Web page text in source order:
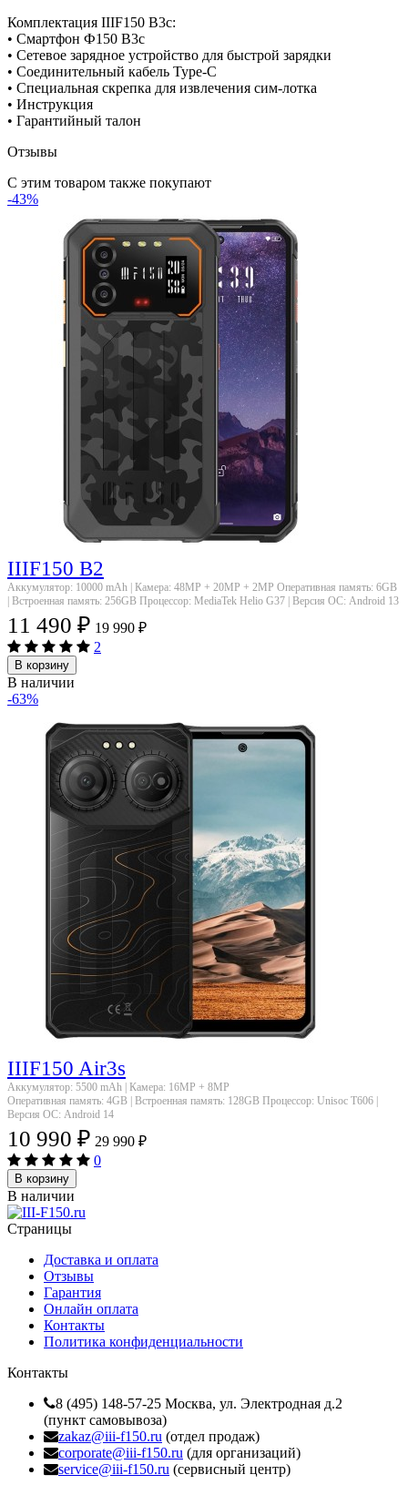
Комплектация IIIF150 B3c:
• Смартфон Ф150 В3с
• Сетевое зарядное устройство для быстрой зарядки
• Соединительный кабель Type-C
• Специальная скрепка для извлечения сим-лотка
• Инструкция
• Гарантийный талон
Отзывы
С этим товаром также покупают
-43%
IIIF150 B2
Аккумулятор: 10000 mAh | Камера: 48MP + 20MP + 2MP Оперативная память: 6GB
| Встроенная память: 256GB Процессор: MediaTek Helio G37 | Версия ОС: Android 13
11 490 ₽ 19 990 ₽
2
В корзину
В наличии
-63%
IIIF150 Air3s
Аккумулятор: 5500 mAh | Камера: 16MP + 8MP
Оперативная память: 4GB | Встроенная память: 128GB Процессор: Unisoc T606 |
Версия ОС: Android 14
10 990 ₽ 29 990 ₽
0
В корзину
В наличии
Страницы
Доставка и оплата
Отзывы
Гарантия
Онлайн оплата
Контакты
Политика конфиденциальности
Контакты
8 (495) 148-57-25 Москва, ул. Электродная д.2
(пункт самовывоза)
zakaz@iii-f150.ru (отдел продаж)
corporate@iii-f150.ru (для организаций)
service@iii-f150.ru (сервисный центр)